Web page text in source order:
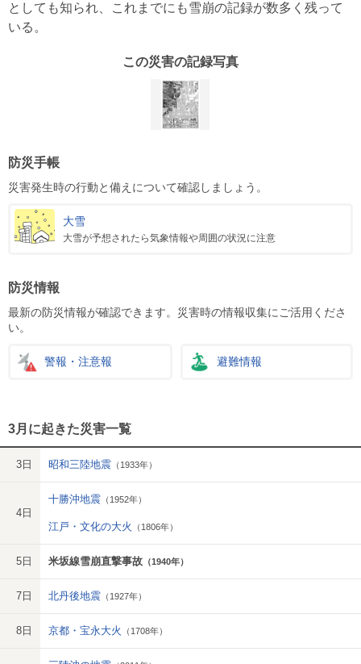
としても知られ、これまでにも雪崩の記録が数多く残って
いる。
この災害の記録写真
防災手帳
災害発生時の行動と備えについて確認しましょう。
大雪
大雪が予想されたら気象情報や周囲の状況に注意
防災情報
最新の防災情報が確認できます。災害時の情報収集にご活用くださ
い。
警報・注意報 避難情報
3月に起きた災害一覧
3日 昭和三陸地震 （1933年）
4日
十勝沖地震 （1952年）
江戸・文化の大火 （1806年）
5日 米坂線雪崩直撃事故 （1940年）
7日 北丹後地震 （1927年）
8日 京都・宝永大火 （1708年）